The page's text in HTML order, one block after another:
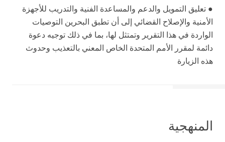
● تعليق التمويل والدعم والمساعدة الفنية والتدريب للأجهزة
الأمنية والإصلاح القضائي إلى أن تطبق البحرين التوصيات
الواردة في هذا التقرير وتمتثل لها، بما في ذلك توجيه دعوة
دائمة لمقرر الأمم المتحدة الخاص المعني بالتعذيب وحدوث
هذه الزيارة
المنهجية